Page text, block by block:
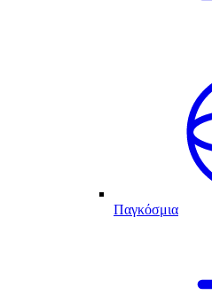
Παγκόσμια